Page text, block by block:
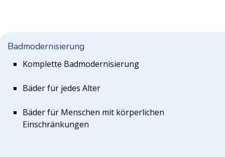
Badmodernisierung
Komplette Badmodernisierung
Bäder für jedes Alter
Bäder für Menschen mit körperlichen
Einschränkungen